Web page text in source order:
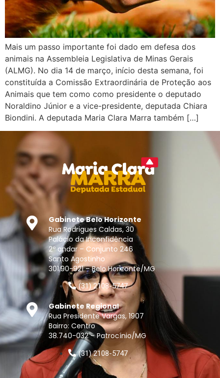
Mais um passo importante foi dado em defesa dos
animais na Assembleia Legislativa de Minas Gerais
(ALMG). No dia 14 de março, início desta semana, foi
constituída a Comissão Extraordinária de Proteção aos
Animais que tem como como presidente o deputado
Noraldino Júnior e a vice-presidente, deputada Chiara
Biondini. A deputada Maria Clara Marra também […]
Gabinete Belo Horizonte
Rua Rodrigues Caldas, 30
Palácio da Inconfidência
2º andar – Conjunto 246
Santo Agostinho
301.90-921 – Belo Horizonte/MG
(31) 2108-5747
Gabinete Regional
Rua Presidente Vargas, 1907
Bairro: Centro
38.740-032 – Patrocínio/MG
(31) 2108-5747